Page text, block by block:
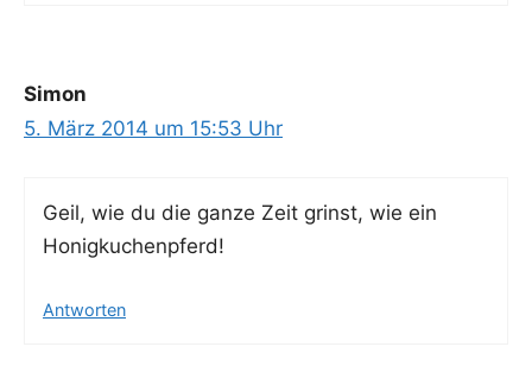
Simon
5. März 2014 um 15:53 Uhr
Geil, wie du die gan­ze Zeit grinst, wie ein
Honigkuchenpferd!
Antworten